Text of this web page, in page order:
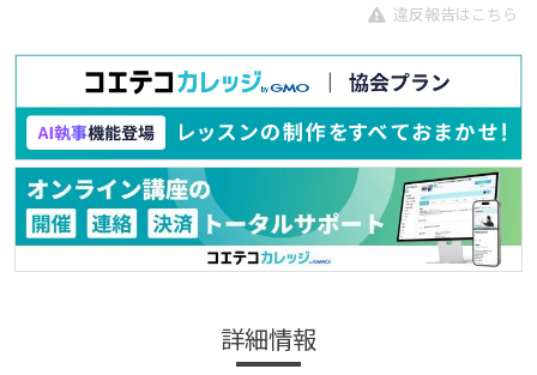
違反報告はこちら
詳細情報